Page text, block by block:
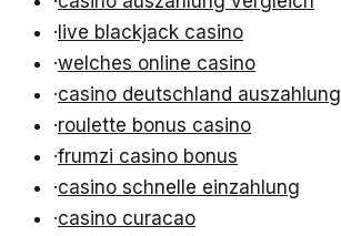
·live blackjack casino
·welches online casino
·casino deutschland auszahlung
·roulette bonus casino
·frumzi casino bonus
·casino schnelle einzahlung
·casino curacao